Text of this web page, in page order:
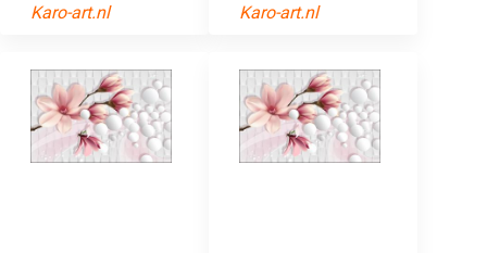
Karo-art.nl
Karo-art.nl